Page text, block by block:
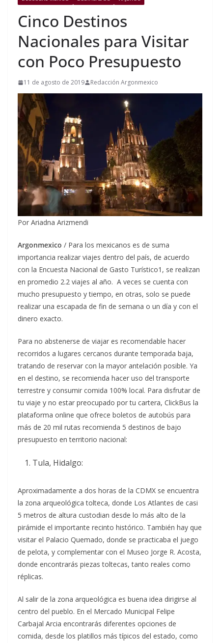
Cinco Destinos
Nacionales para Visitar
con Poco Presupuesto
11 de agosto de 2019 Redacción Argonmexico
Por Ariadna Arizmendi
Argonmexico / Para los mexicanos es de suma
importancia realizar viajes dentro del país, de acuerdo
con la Encuesta Nacional de Gasto Turístico1, se realizan
en promedio 2.2 viajes al año. A veces se cuenta con
mucho presupuesto y tiempo, en otras, solo se puede
realizar una escapada de fin de semana o un día y con el
dinero exacto.
Para no abstenerse de viajar es recomendable hacer
recorridos a lugares cercanos durante temporada baja,
tratando de reservar con la mayor antelación posible. Ya
en el destino, se recomienda hacer uso del transporte
terrestre y consumir comida 100% local. Para disfrutar de
tu viaje y no estar preocupado por tu cartera, ClickBus la
plataforma online que ofrece boletos de autobús para
más de 20 mil rutas recomienda 5 destinos de bajo
presupuesto en territorio nacional:
Tula, Hidalgo:
Aproximadamente a dos horas de la CDMX se encuentra
la zona arqueológica tolteca, donde Los Atlantes de casi
5 metros de altura custodian desde lo más alto de la
pirámide el importante recinto histórico. También hay que
visitar el Palacio Quemado, donde se practicaba el juego
de pelota, y complementar con el Museo Jorge R. Acosta,
donde encontrarás piezas toltecas, tanto reales como
réplicas.
Al salir de la zona arqueológica es buena idea dirigirse al
centro del pueblo. En el Mercado Municipal Felipe
Carbajal Arcia encontrarás diferentes opciones de
comida, desde los platillos más típicos del estado, como